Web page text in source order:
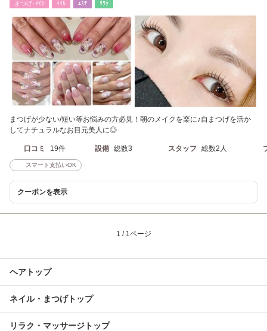
まつげ･ﾒｲｸ ﾈｲﾙ ｴｽﾃ ﾘﾗｸ
まつげが少ない/短い等お悩みの方必見！朝のメイクを楽に♪自まつげを活か
してナチュラルなお目元美人に◎
口コミ 19件 設備 総数3 スタッフ 総数2人
スマート支払いOK
クーポンを表示
1 / 1ページ
ヘアトップ
ネイル・まつげトップ
リラク・マッサージトップ